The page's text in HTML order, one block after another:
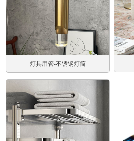
灯具用管-不锈钢灯筒